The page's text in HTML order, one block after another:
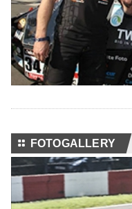
⚏ FOTOGALLERY